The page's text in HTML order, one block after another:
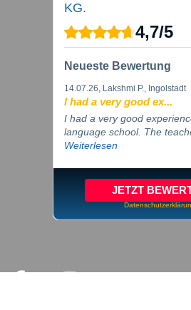
KG.
4,7/5
Neueste Bewertung
14.07.26, Lakshmi P., Ingolstadt
I had a very good ex...
I had a very good
language school. The
Weiterlesen
JETZT